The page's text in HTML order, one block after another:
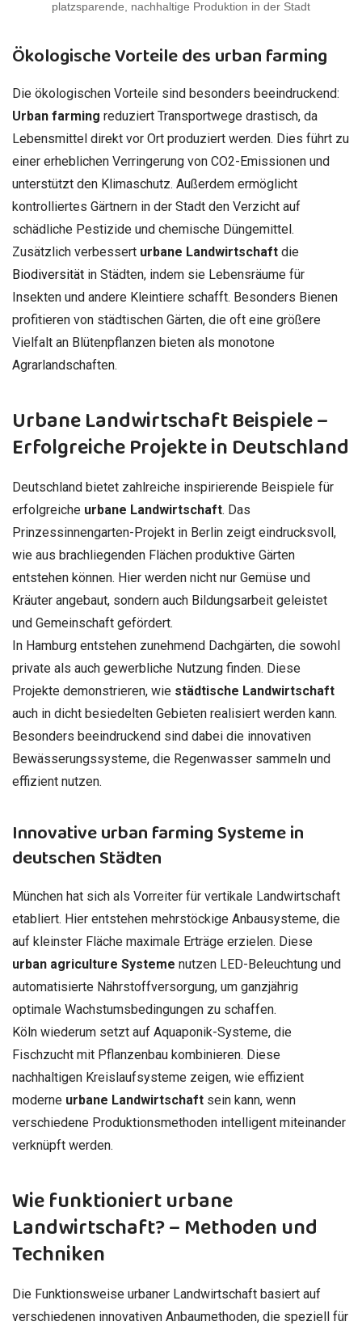
platzsparende, nachhaltige Produktion in der Stadt
Ökologische Vorteile des urban farming
Die ökologischen Vorteile sind besonders beeindruckend:
Urban farming reduziert Transportwege drastisch, da
Lebensmittel direkt vor Ort produziert werden. Dies führt zu
einer erheblichen Verringerung von CO2-Emissionen und
unterstützt den Klimaschutz. Außerdem ermöglicht
kontrolliertes Gärtnern in der Stadt den Verzicht auf
schädliche Pestizide und chemische Düngemittel.
Zusätzlich verbessert urbane Landwirtschaft die
Biodiversität in Städten, indem sie Lebensräume für
Insekten und andere Kleintiere schafft. Besonders Bienen
profitieren von städtischen Gärten, die oft eine größere
Vielfalt an Blütenpflanzen bieten als monotone
Agrarlandschaften.
Urbane Landwirtschaft Beispiele –
Erfolgreiche Projekte in Deutschland
Deutschland bietet zahlreiche inspirierende Beispiele für
erfolgreiche urbane Landwirtschaft. Das
Prinzessinnengarten-Projekt in Berlin zeigt eindrucksvoll,
wie aus brachliegenden Flächen produktive Gärten
entstehen können. Hier werden nicht nur Gemüse und
Kräuter angebaut, sondern auch Bildungsarbeit geleistet
und Gemeinschaft gefördert.
In Hamburg entstehen zunehmend Dachgärten, die sowohl
private als auch gewerbliche Nutzung finden. Diese
Projekte demonstrieren, wie städtische Landwirtschaft
auch in dicht besiedelten Gebieten realisiert werden kann.
Besonders beeindruckend sind dabei die innovativen
Bewässerungssysteme, die Regenwasser sammeln und
effizient nutzen.
Innovative urban farming Systeme in
deutschen Städten
München hat sich als Vorreiter für vertikale Landwirtschaft
etabliert. Hier entstehen mehrstöckige Anbausysteme, die
auf kleinster Fläche maximale Erträge erzielen. Diese
urban agriculture Systeme nutzen LED-Beleuchtung und
automatisierte Nährstoffversorgung, um ganzjährig
optimale Wachstumsbedingungen zu schaffen.
Köln wiederum setzt auf Aquaponik-Systeme, die
Fischzucht mit Pflanzenbau kombinieren. Diese
nachhaltigen Kreislaufsysteme zeigen, wie effizient
moderne urbane Landwirtschaft sein kann, wenn
verschiedene Produktionsmethoden intelligent miteinander
verknüpft werden.
Wie funktioniert urbane
Landwirtschaft? – Methoden und
Techniken
Die Funktionsweise urbaner Landwirtschaft basiert auf
verschiedenen innovativen Anbaumethoden, die speziell für